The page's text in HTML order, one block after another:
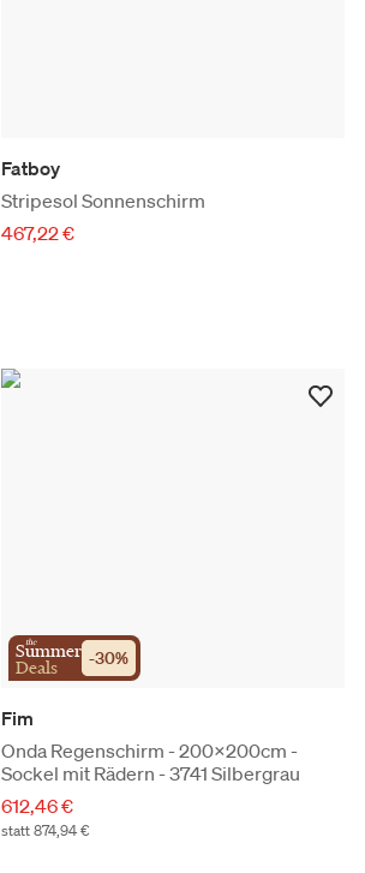
Fatboy
Stripesol Sonnenschirm
467,22 €
the
Summer
Deals -30%
Fim
Onda Regenschirm - 200x200cm -
Sockel mit Rädern - 3741 Silbergrau
612,46 €
statt 874,94 €